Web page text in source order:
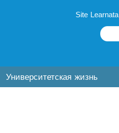
Site Learnata
Университетская жизнь